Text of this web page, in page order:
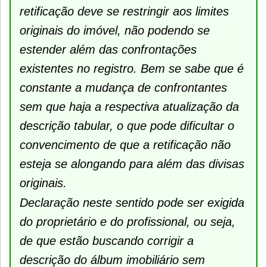
retificação deve se restringir aos limites
originais do imóvel, não podendo se
estender além das confrontações
existentes no registro. Bem se sabe que é
constante a mudança de confrontantes
sem que haja a respectiva atualização da
descrição tabular, o que pode dificultar o
convencimento de que a retificação não
esteja se alongando para além das divisas
originais.
Declaração neste sentido pode ser exigida
do proprietário e do profissional, ou seja,
de que estão buscando corrigir a
descrição do álbum imobiliário sem